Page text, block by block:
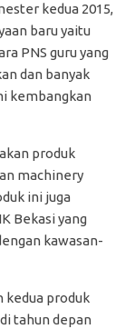
kedua 2015,
baru yaitu
PNS guru yang
dan banyak
kembangkan
produk
machinery
ini juga
Bekasi yang
kawasan-
kedua produk
tahun depan